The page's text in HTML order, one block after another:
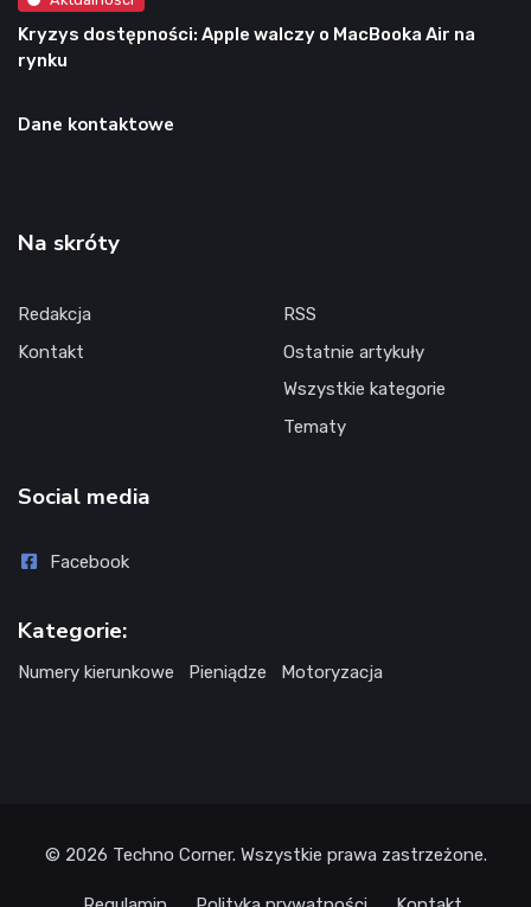
Kryzys dostępności: Apple walczy o MacBooka Air na
rynku
Dane kontaktowe
Na skróty
Redakcja
Kontakt
RSS
Ostatnie artykuły
Wszystkie kategorie
Tematy
Social media
Facebook
Kategorie:
Numery kierunkowe Pieniądze Motoryzacja
© 2026 Techno Corner. Wszystkie prawa zastrzeżone.